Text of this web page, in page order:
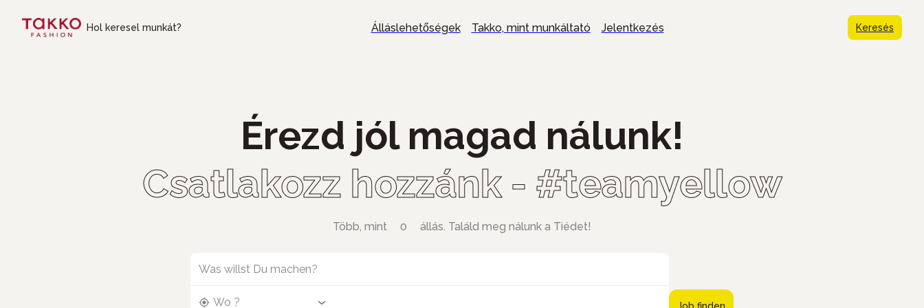
Hol keresel munkát? Álláslehetőségek Takko, mint munkáltató Jelentkezés Keresés
Érezd jól magad nálunk!
Csatlakozz hozzánk - #teamyellow
Több, mint 0 állás. Találd meg nálunk a Tiédet!
Was willst Du machen?
Wo ?